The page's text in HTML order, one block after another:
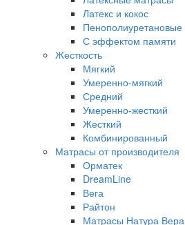
Латекс и кокос
Пенополиуретановые
С эффектом памяти
Жесткость
Мягкий
Умеренно-мягкий
Средний
Умеренно-жесткий
Жесткий
Комбинированный
Матрасы от производителя
Орматек
DreamLine
Вега
Райтон
Матрасы Натура Вера